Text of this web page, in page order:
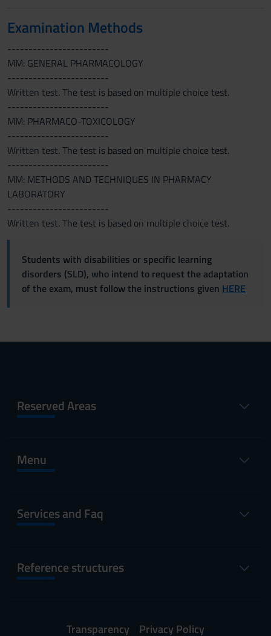
Examination Methods
------------------------
MM: GENERAL PHARMACOLOGY
------------------------
Written test. The test is based on multiple choice test.
------------------------
MM: PHARMACO-TOXICOLOGY
------------------------
Written test. The test is based on multiple choice test.
------------------------
MM: METHODS AND TECHNIQUES IN PHARMACY
LABORATORY
------------------------
Written test. The test is based on multiple choice test.
Students with disabilities or specific learning
disorders (SLD), who intend to request the adaptation
of the exam, must follow the instructions given HERE
Reserved Areas
Menu
Services and Faq
Reference structures
Transparency Privacy Policy